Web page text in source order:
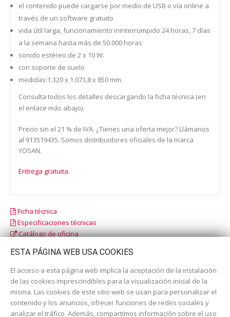
el contenido puede cargarse por medio de USB o vía online a
través de un software gratuito
vida útil larga, funcionamiento ininterrumpido 24 horas, 7 días
a la semana hasta más de 50.000 horas
sonido estéreo de 2 x 10 W.
con soporte de suelo
medidas:1.320 x 1.073,8 x 850 mm.
Consulta todos los detalles descargando la ficha técnica (en
el enlace más abajo).
Precio sin el 21 % de IVA. ¿Tienes una oferta mejor? Llámanos
al 913519435. Somos distribuidores oficiales de la marca
YOSAN.
Entrega gratuita.
Ficha técnica
Especificaciones técnicas
Catálogo de oficina
Catálogo escolar
ESTA PÁGINA WEB USA COOKIES
El acceso a esta página web implica la aceptación de la instalación
de las cookies imprescindibles para la visualización inicial de la
misma. Las cookies de este sitio web se usan para personalizar el
contenido y los anuncios, ofrecer funciones de redes sociales y
analizar el tráfico. Además, compartimos información sobre el uso